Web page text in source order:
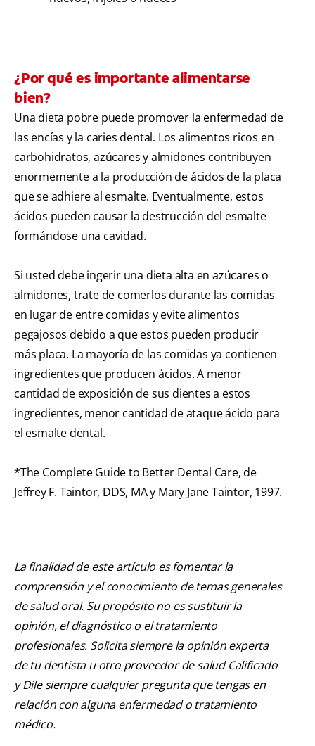
¿Por qué es importante alimentarse
bien?
Una dieta pobre puede promover la enfermedad de
las encías y la caries dental. Los alimentos ricos en
carbohidratos, azúcares y almidones contribuyen
enormemente a la producción de ácidos de la placa
que se adhiere al esmalte. Eventualmente, estos
ácidos pueden causar la destrucción del esmalte
formándose una cavidad.
Si usted debe ingerir una dieta alta en azúcares o
almidones, trate de comerlos durante las comidas
en lugar de entre comidas y evite alimentos
pegajosos debido a que estos pueden producir
más placa. La mayoría de las comidas ya contienen
ingredientes que producen ácidos. A menor
cantidad de exposición de sus dientes a estos
ingredientes, menor cantidad de ataque ácido para
el esmalte dental.
*The Complete Guide to Better Dental Care, de
Jeffrey F. Taintor, DDS, MA y Mary Jane Taintor, 1997.
La finalidad de este artículo es fomentar la
comprensión y el conocimiento de temas generales
de salud oral. Su propósito no es sustituir la
opinión, el diagnóstico o el tratamiento
profesionales. Solicita siempre la opinión experta
de tu dentista u otro proveedor de salud Calificado
y Dile siempre cualquier pregunta que tengas en
relación con alguna enfermedad o tratamiento
médico.